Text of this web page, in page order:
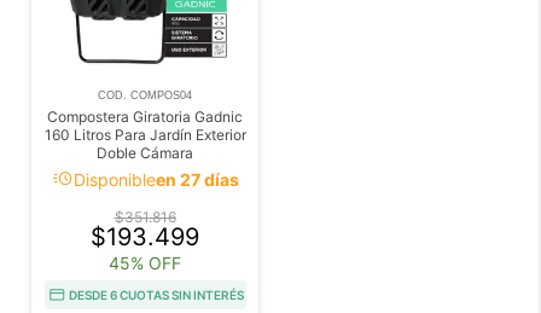
COD. COMPOS04
Compostera Giratoria Gadnic
160 Litros Para Jardín Exterior
Doble Cámara
acuteDisponibleen 27 días
$351.816
$193.499
45% OFF
DESDE 6 CUOTAS SIN INTERÉS